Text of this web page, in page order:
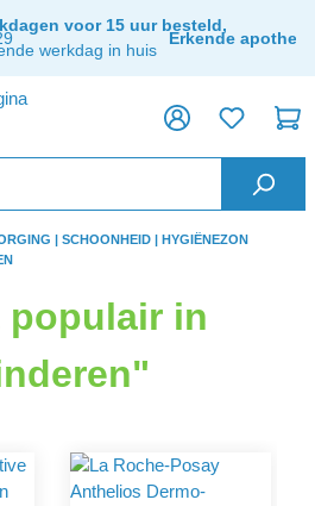
voor 15 uur besteld,
werkdag in huis
Erkende apotheek
| SCHOONHEID | HYGIËNEZON
populair in